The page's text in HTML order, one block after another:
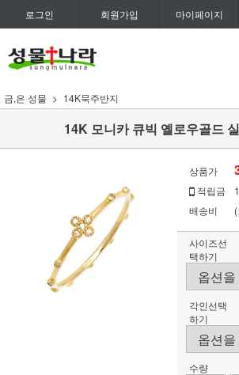
로그인 회원가입 마이페이지
금,은 성물 14K묵주반지
14K 모니카 큐빅 옐로우골드
상품가
적립금
배송비
사이즈선
택하기
각인선택
하기
수량